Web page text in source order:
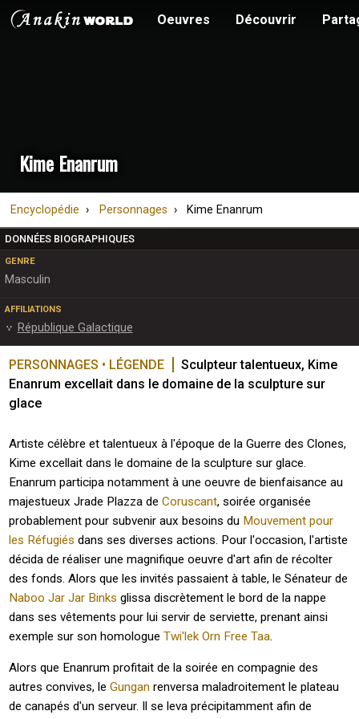
Oeuvres Découvrir
Kime Enanrum
Encyclopédie Personnages Kime Enanrum
DONNÉES BIOGRAPHIQUES
GENRE
Masculin
AFFILIATIONS
République Galactique
PERSONNAGES • LÉGENDE
Sculpteur talentueux, Kime
Enanrum excellait dans le domaine de la sculpture sur
glace
Artiste célèbre et talentueux à l'époque de la Guerre des Clones,
Kime excellait dans le domaine de la sculpture sur glace.
Enanrum participa notamment à une oeuvre de bienfaisance au
majestueux Jrade Plazza deCoruscant, soirée organisée
probablement pour subvenir aux besoins du Mouvement pour
les Réfugiés dans ses diverses actions. Pour l'occasion, l'artiste
décida de réaliser une magnifique oeuvre d'art afin de récolter
des fonds. Alors que les invités passaient à table, le Sénateur de
Naboo Jar Jar Binks glissa discrètement le bord de la nappe
dans ses vêtements pour lui servir de serviette, prenant ainsi
exemple sur son homologueTwi'lek Orn Free Taa.
Alors que Enanrum profitait de la soirée en compagnie des
autres convives, leGungan renversa maladroitement le plateau
de canapés d'un serveur. Il se leva précipitamment afin de